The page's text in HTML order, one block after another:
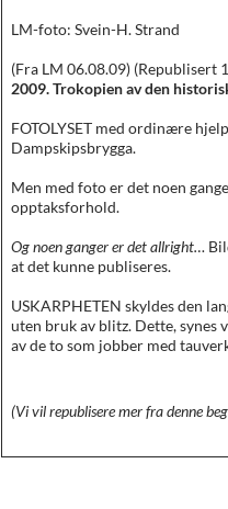
LM-foto: Svein-H. Strand
(Fra LM 06.08.09) (Republisert
2009. Trokopien av den
FOTOLYSET med ordinære
Dampskipsbrygga.
Men med foto er det noen
opptaksforhold.
Og noen ganger er det allright…
at det kunne publiseres.
USKARPHETEN skyldes den
uten bruk av blitz. Dette, synes
av de to som jobber med
(Vi vil republisere mer fra denne